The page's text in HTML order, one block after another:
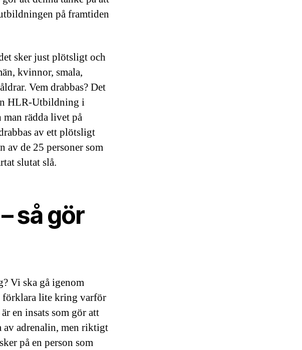
på framtiden
sker just plötsligt och
kvinnor, smala,
Vem drabbas? Det
HLR-Utbildning i
rädda livet på
av ett plötsligt
av de 25 personer som
slutat slå.
så gör
Vi ska gå igenom
förklara lite kring varför
en insats som gör att
av adrenalin, men riktigt
på en person som